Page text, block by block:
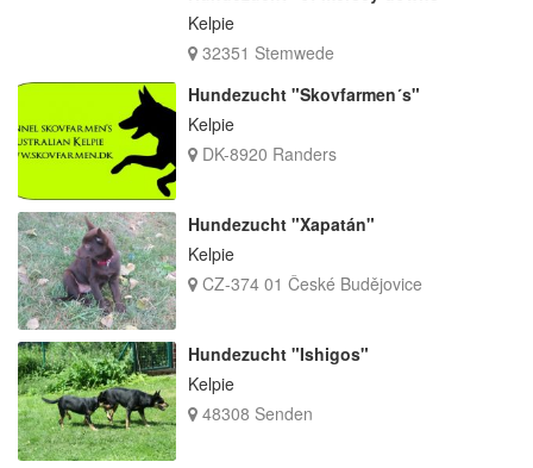
Kelpie
32351 Stemwede
Hundezucht "Skovfarmen´s"
Kelpie
DK-8920 Randers
Hundezucht "Xapatán"
Kelpie
CZ-374 01 České Budějovice
Hundezucht "Ishigos"
Kelpie
48308 Senden